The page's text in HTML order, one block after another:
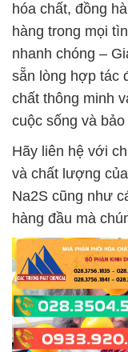
hóa chất, đồng
hàng trong mọi
nhanh chóng –
sẵn lòng hợp tác
chất thông minh
cuộc sống và
Hãy liên hệ với
và chất lượng
Na2S cũng như
hàng đầu mà